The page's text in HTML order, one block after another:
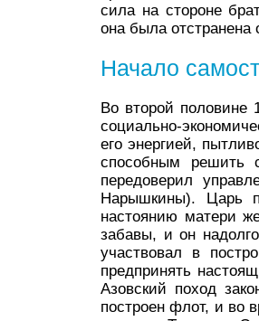
сила на стороне
она была отстранена
Начало
Во второй половине
социально-
его энергией,
способным решить
передоверил
Нарышкины). Царь
настоянию матери
забавы, и он
участвовал в
предпринять
Азовский поход
построен флот, и во